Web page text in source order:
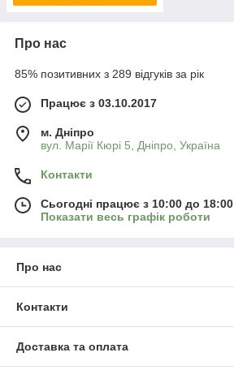
Про нас
85% позитивних з 289 відгуків за рік
Працює з 03.10.2017
м. Дніпро
вул. Марії Кюрі 5, Дніпро, Україна
Контакти
Сьогодні працює з 10:00 до 18:00
Показати весь графік роботи
Про нас
Контакти
Доставка та оплата